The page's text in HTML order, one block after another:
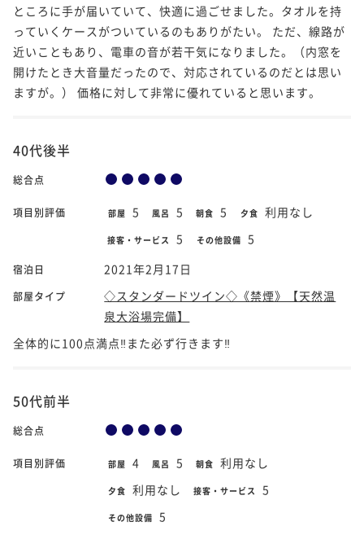
ところに手が届いていて、快適に過ごせました。タオルを持
っていくケースがついているのもありがたい。 ただ、線路が
近いこともあり、電車の音が若干気になりました。（内窓を
開けたとき大音量だったので、対応されているのだとは思い
ますが。） 価格に対して非常に優れていると思います。
40代後半
総合点
項目別評価 部屋 5 風呂 5 朝食 5 夕食 利用なし
接客・サービス 5 その他設備 5
宿泊日 2021年2月17日
部屋タイプ
◇スタンダードツイン◇《禁煙》【天然温
泉大浴場完備】
全体的に100点満点‼️また必ず行きます‼️
50代前半
総合点
項目別評価 部屋 4 風呂 5 朝食 利用なし
夕食 利用なし 接客・サービス 5
その他設備 5